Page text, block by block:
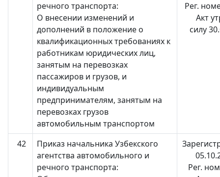
речного транспорта:
О внесении изменений и
дополнений в положение о
квалификационных требованиях к
работникам юридических лиц,
занятым на перевозках
пассажиров и грузов, и
индивидуальным
предпринимателям, занятым на
перевозках грузов
автомобильным транспортом
Рег.
Акт
силу
42
Приказ начальника Узбекского
агентства автомобильного и
речного транспорта:
Рег.